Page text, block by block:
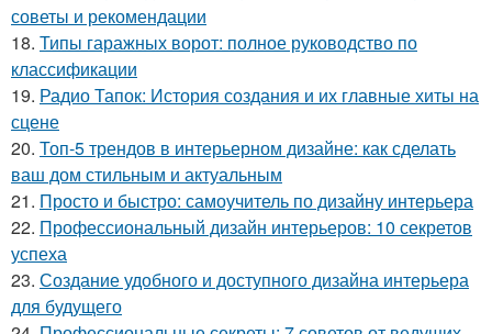
советы и рекомендации
18. Типы гаражных ворот: полное руководство по
классификации
19. Радио Тапок: История создания и их главные хиты на
сцене
20. Топ-5 трендов в интерьерном дизайне: как сделать
ваш дом стильным и актуальным
21. Просто и быстро: самоучитель по дизайну интерьера
22. Профессиональный дизайн интерьеров: 10 секретов
успеха
23. Создание удобного и доступного дизайна интерьера
для будущего